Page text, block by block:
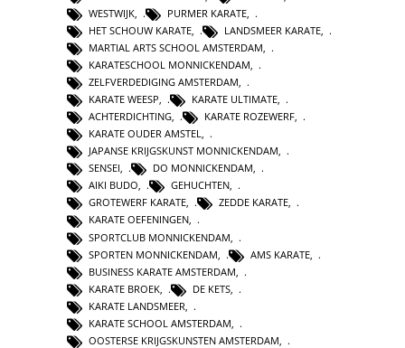
WESTWIJK
PURMER KARATE
HET SCHOUW KARATE
LANDSMEER KARATE
MARTIAL ARTS SCHOOL AMSTERDAM
KARATESCHOOL MONNICKENDAM
ZELFVERDEDIGING AMSTERDAM
KARATE WEESP, KARATE ULTIMATE,
ACHTERDICHTING, KARATE ROZEWERF,
KARATE OUDER AMSTEL,
JAPANSE KRIJGSKUNST MONNICKENDAM,
SENSEI, DO MONNICKENDAM,
AIKI BUDO, GEHUCHTEN,
GROTEWERF KARATE, ZEDDE KARATE,
KARATE OEFENINGEN,
SPORTCLUB MONNICKENDAM
SPORTEN MONNICKENDAM
AMS KARATE
BUSINESS KARATE AMSTERDAM
KARATE BROEK
DE KETS
KARATE LANDSMEER
KARATE SCHOOL AMSTERDAM
OOSTERSE KRIJGSKUNSTEN AMSTERDAM